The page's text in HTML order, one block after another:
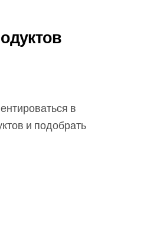
и подобрать